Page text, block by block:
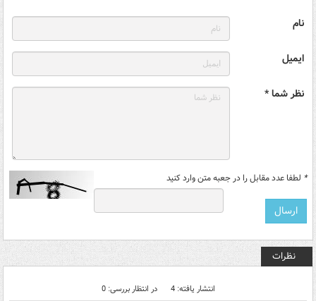
نام
ایمیل
نظر شما *
* لطفا عدد مقابل را در جعبه متن وارد کنید
نظرات
انتشار یافته: 4 در انتظار بررسی: 0